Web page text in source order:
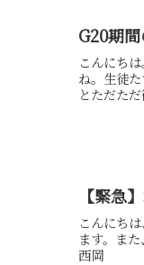
G20期
こんにち
ね。生徒
とただた
【緊急
こんにち
ます。ま
西岡